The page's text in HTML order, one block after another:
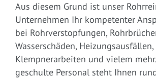
Aus diesem Grund ist unser
Unternehmen Ihr kompetenter
bei Rohrverstopfungen,
Wasserschäden, Heizungsausfällen,
Klempnerarbeiten und vielem
geschulte Personal steht Ihnen